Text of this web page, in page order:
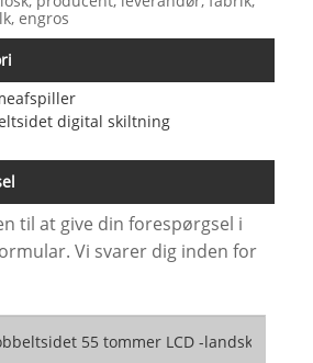
engros
digital skiltning
til at give din forespørgsel i
Vi svarer dig inden for